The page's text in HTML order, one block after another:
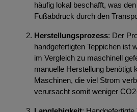
häufig lokal beschafft, was
Fußabdruck durch den
Herstellungsprozess: Der
handgefertigten Teppichen ist
im Vergleich zu maschinell
manuelle Herstellung benötigt
Maschinen, die viel Strom
verursacht somit weniger